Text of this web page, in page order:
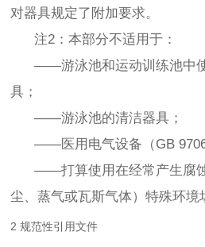
对器具规定了附加要求。
注2：本部分不适用于：
——游泳池和运动训练池中使
具；
——游泳池的清洁器具；
——医用电气设备（GB
——打算使用在经常产生腐蚀
尘、蒸气或瓦斯气体）特殊环境
2 规范性引用文件